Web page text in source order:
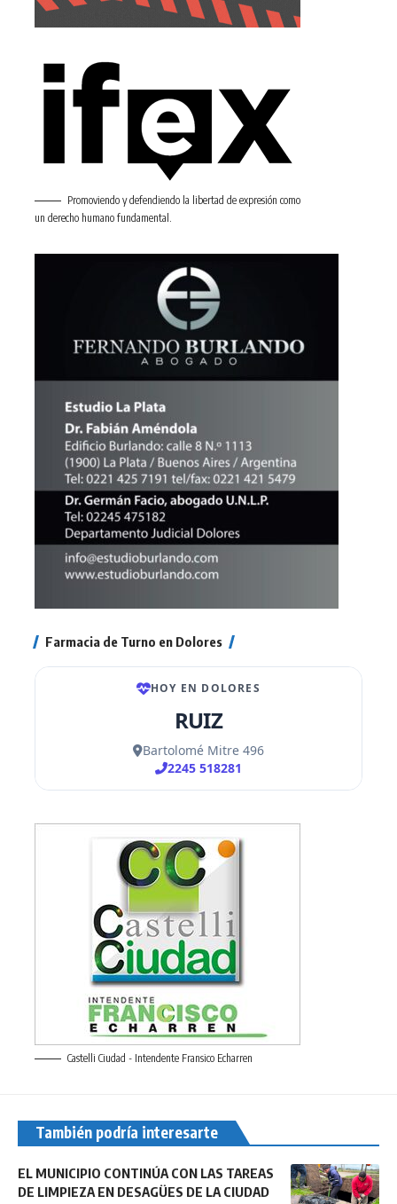
Promoviendo y defendiendo la libertad de expresión como
un derecho humano fundamental.
Farmacia de Turno en Dolores
Castelli Ciudad - Intendente Fransico Echarren
También podría interesarte
EL MUNICIPIO CONTINÚA CON LAS TAREAS
DE LIMPIEZA EN DESAGÜES DE LA CIUDAD